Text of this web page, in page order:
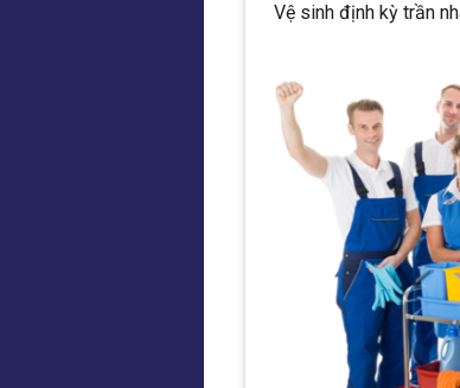
Vệ sinh định kỳ trần